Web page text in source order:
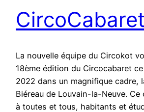
La nouvelle équipe du Circokot
18ème édition du Circocabaret
2022 dans un magnifique cadre,
Biéreau de Louvain-la-Neuve.
à toutes et tous, habitants et